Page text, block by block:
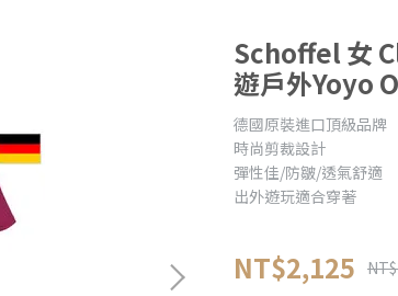
Schoffel 女
遊戶外Yoyo
德國原裝進口頂級品牌
時尚剪裁設計
彈性佳/防皺/透氣舒適
出外遊玩適合穿著
NT$2,125